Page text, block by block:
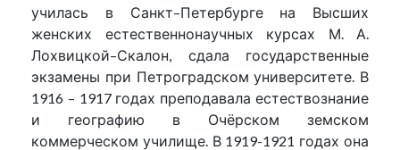
училась в Санкт–Петербурге на Высших
женских естественнонаучных курсах М. А.
Лохвицкой–Скалон, сдала государственные
экзамены при Петроградском университете. В
1916 – 1917 годах преподавала естествознание
и географию в Очёрском земском
коммерческом училище. В 1919-1921 годах она